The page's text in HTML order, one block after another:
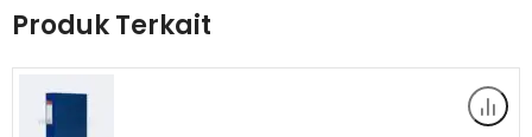
dalam Binder dan terlihat rapih.
Spesifikasi :
Produk Terkait